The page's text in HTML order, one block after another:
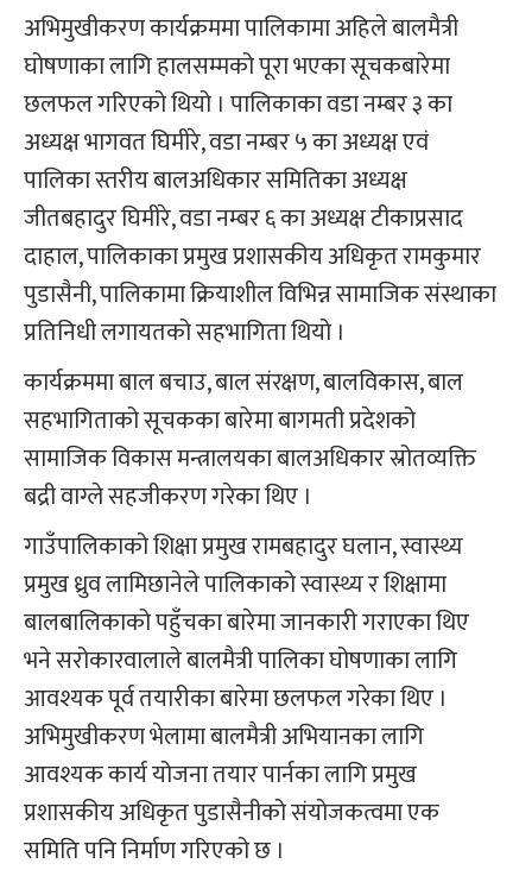
अभिमुखीकरण कार्यक्रममा पालिकामा अहिले बालमैत्री
घोषणाका लागि हालसम्मको पूरा भएका सूचकबारेमा
छलफल गरिएको थियो । पालिकाका वडा नम्बर ३ का
अध्यक्ष भागवत घिमीरे, वडा नम्बर ५ का अध्यक्ष एवं
पालिका स्तरीय बालअधिकार समितिका अध्यक्ष
जीतबहादुर घिमीरे, वडा नम्बर ६ का अध्यक्ष टीकाप्रसाद
दाहाल, पालिकाका प्रमुख प्रशासकीय अधिकृत रामकुमार
पुडासैनी, पालिकामा क्रियाशील विभिन्न सामाजिक संस्थाका
प्रतिनिधी लगायतको सहभागिता थियो ।
कार्यक्रममा बाल बचाउ, बाल संरक्षण, बालविकास, बाल
सहभागिताको सूचकका बारेमा बागमती प्रदेशको
सामाजिक विकास मन्त्रालयका बालअधिकार स्रोतव्यक्ति
बद्री वाग्ले सहजीकरण गरेका थिए ।
गाउँपालिकाको शिक्षा प्रमुख रामबहादुर घलान, स्वास्थ्य
प्रमुख ध्रुव लामिछानेले पालिकाको स्वास्थ्य र शिक्षामा
बालबालिकाको पहुँचका बारेमा जानकारी गराएका थिए
भने सरोकारवालाले बालमैत्री पालिका घोषणाका लागि
आवश्यक पूर्व तयारीका बारेमा छलफल गरेका थिए ।
अभिमुखीकरण भेलामा बालमैत्री अभियानका लागि
आवश्यक कार्य योजना तयार पार्नका लागि प्रमुख
प्रशासकीय अधिकृत पुडासैनीको संयोजकत्वमा एक
समिति पनि निर्माण गरिएको छ ।